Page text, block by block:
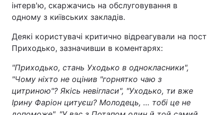
інтерв'ю, скаржачись на обслуговування в
одному з київських закладів.
Деякі користувачі критично відреагували на пост
Приходько, зазначивши в коментарях:
"Приходько, стань Уходько в однокласники",
"Чому ніхто не оцінив "горнятко чаю з
цитриною"? Якісь невігласи", "Уходько, ти вже
Ірину Фаріон цитуєш? Молодець, … тобі це не